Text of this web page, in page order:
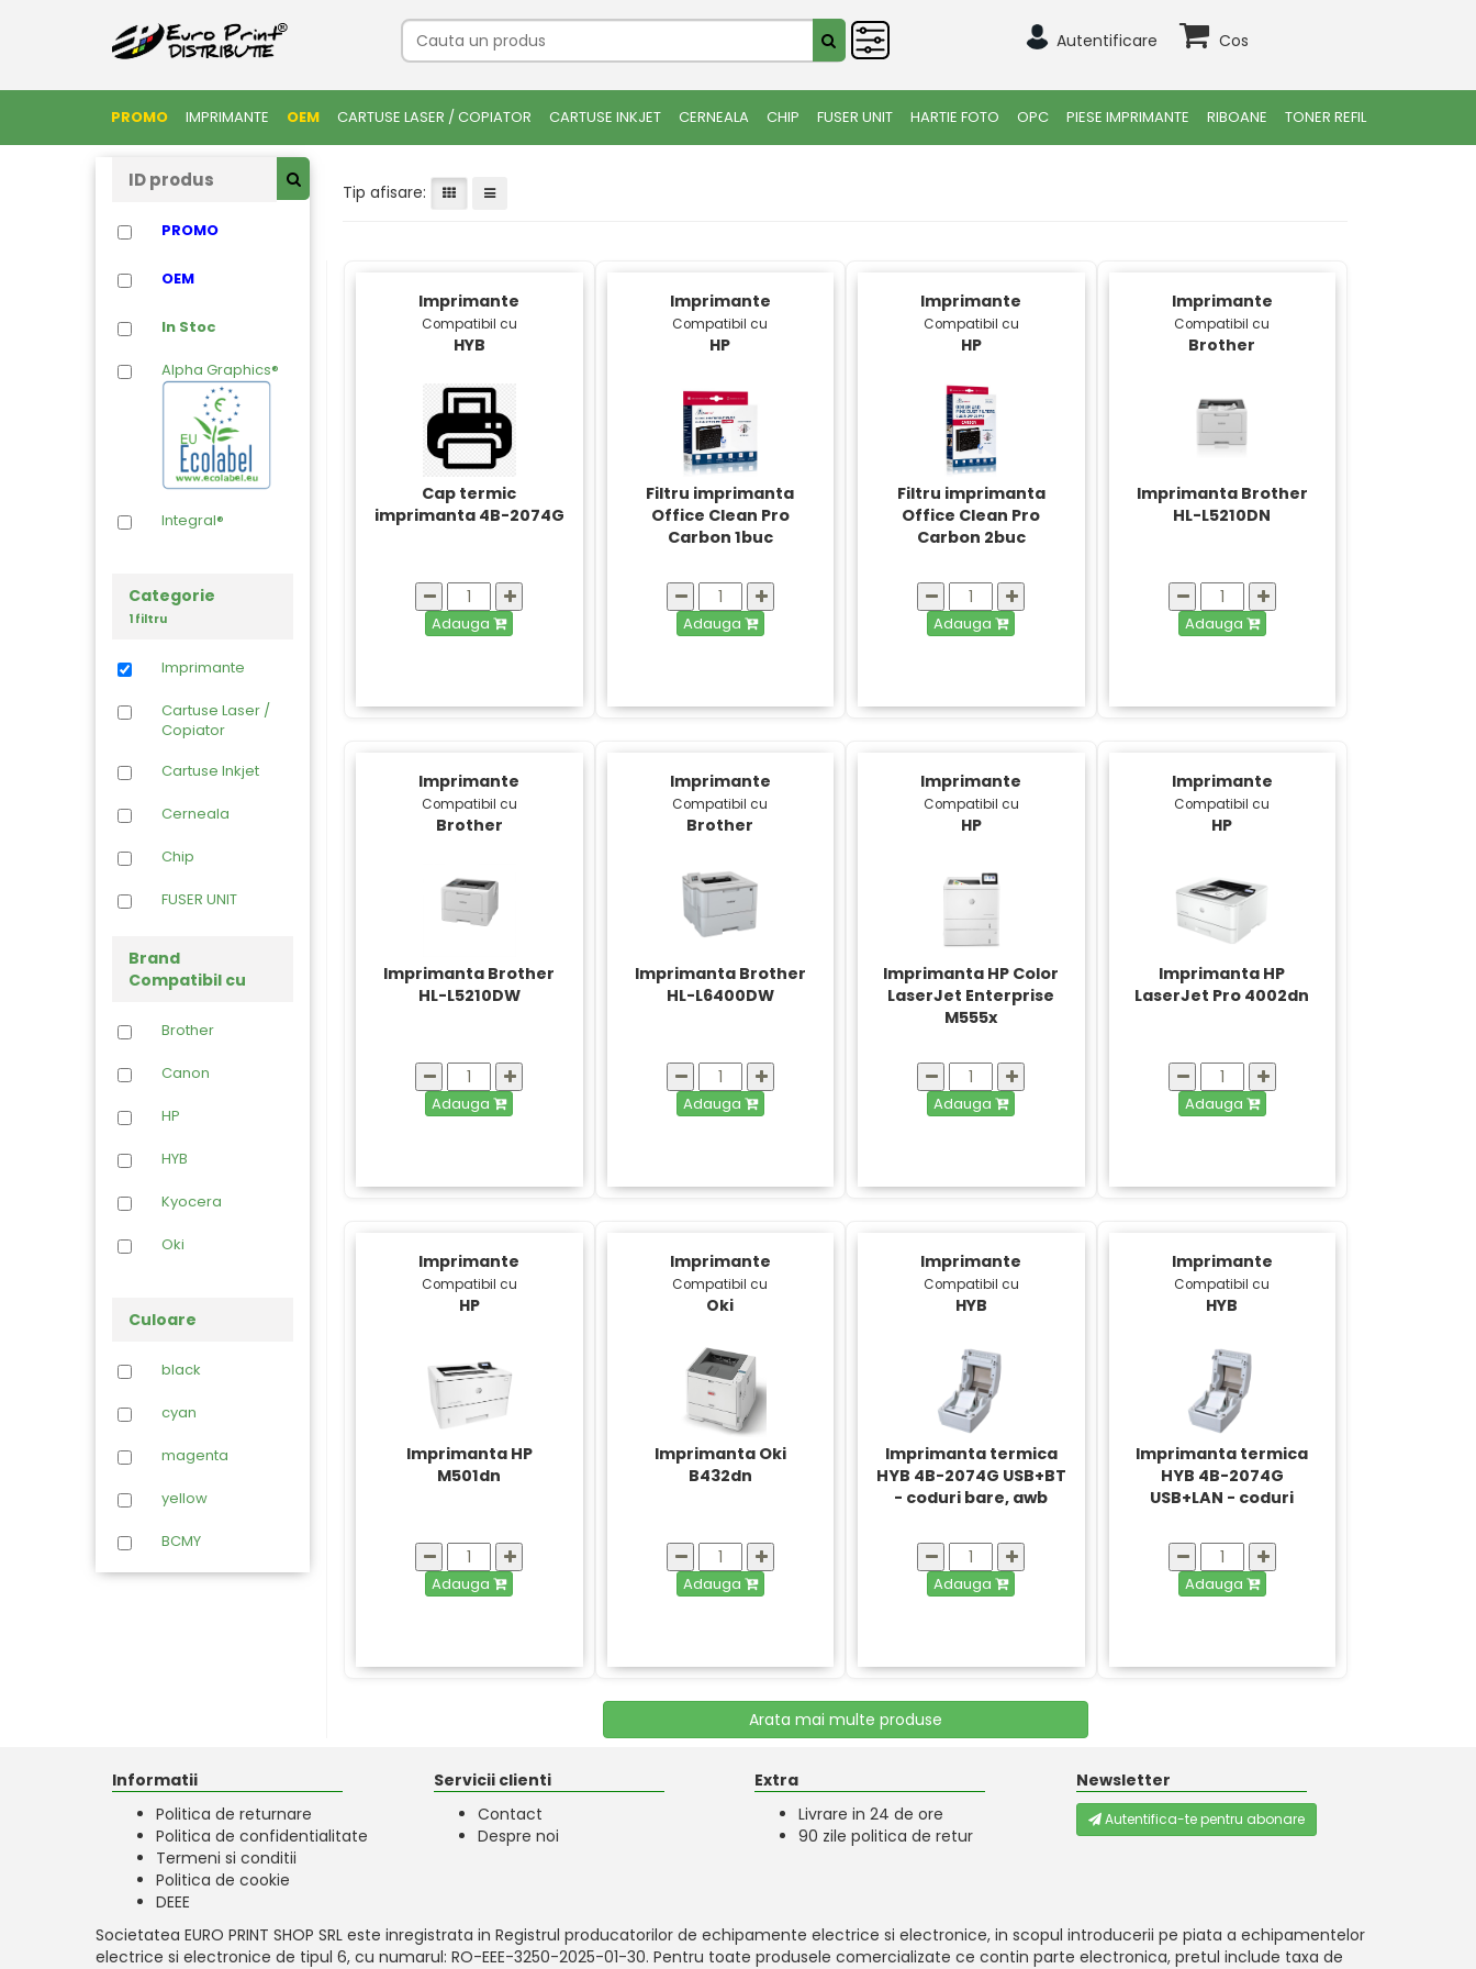
Autentificare Cos
PROMO IMPRIMANTE OEM CARTUSE LASER / COPIATOR CARTUSE INKJET CERNEALA CHIP FUSER UNIT HARTIE FOTO OPC PIESE IMPRIMANTE RIBOANE TONER REFIL
PROMO
OEM
In Stoc
Alpha Graphics®
Integral®
Categorie
1 filtru
Imprimante
Cartuse Laser /
Copiator
Cartuse Inkjet
Cerneala
Chip
FUSER UNIT
OPC
Piese
Brand
Compatibil cu
Brother
Canon
HP
HYB
Kyocera
Oki
Culoare
black
cyan
magenta
yellow
BCMY
Tip afisare:
Imprimante
Compatibil cu
HYB
Cap termic
imprimanta 4B-2074G
Adauga
Imprimante
Compatibil cu
HP
Filtru imprimanta
Office Clean Pro
Carbon 1buc
Adauga
Imprimante
Compatibil cu
HP
Filtru imprimanta
Office Clean Pro
Carbon 2buc
Adauga
Imprimante
Compatibil cu
Brother
Imprimanta Brother
HL-L5210DN
Adauga
Imprimante
Compatibil cu
Brother
Imprimanta Brother
HL-L5210DW
Adauga
Imprimante
Compatibil cu
Brother
Imprimanta Brother
HL-L6400DW
Adauga
Imprimante
Compatibil cu
HP
Imprimanta HP Color
LaserJet Enterprise
M555x
Adauga
Imprimante
Compatibil cu
HP
Imprimanta HP
LaserJet Pro 4002dn
Adauga
Imprimante
Compatibil cu
HP
Imprimanta HP
M501dn
Adauga
Imprimante
Compatibil cu
Oki
Imprimanta Oki
B432dn
Adauga
Imprimante
Compatibil cu
HYB
Imprimanta termica
HYB 4B-2074G USB+BT
- coduri bare, awb
Adauga
Imprimante
Compatibil cu
HYB
Imprimanta termica
HYB 4B-2074G
USB+LAN - coduri
Adauga
Arata mai multe produse
Informatii
Politica de returnare
Politica de confidentialitate
Termeni si conditii
Politica de cookie
DEEE
Servicii clienti
Contact
Despre noi
Extra
Livrare in 24 de ore
90 zile politica de retur
Newsletter
Autentifica-te pentru abonare
Societatea EURO PRINT SHOP SRL este inregistrata in Registrul producatorilor de echipamente electrice si electronice, in scopul introducerii pe piata a echipamentelor
electrice si electronice de tipul 6, cu numarul: RO-EEE-3250-2025-01-30. Pentru toate produsele comercializate ce contin parte electronica, pretul include taxa de